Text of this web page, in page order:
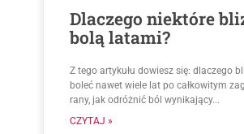
Dlaczego niektóre
bolą latami?
Z tego artykułu dowiesz się: dlaczego
boleć nawet wiele lat po całkowitym
rany, jak odróżnić ból wynikający...
CZYTAJ »